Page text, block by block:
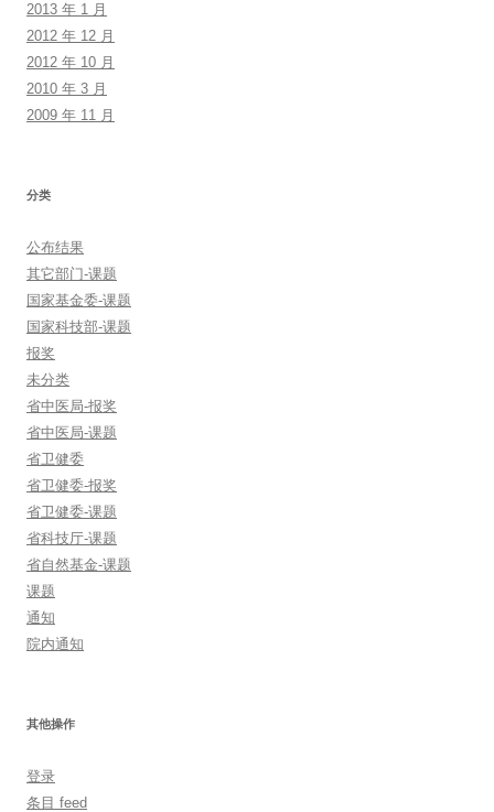
2013 年 1 月
2012 年 12 月
2012 年 10 月
2010 年 3 月
2009 年 11 月
分类
公布结果
其它部门-课题
国家基金委-课题
国家科技部-课题
报奖
未分类
省中医局-报奖
省中医局-课题
省卫健委
省卫健委-报奖
省卫健委-课题
省科技厅-课题
省自然基金-课题
课题
通知
院内通知
其他操作
登录
条目 feed